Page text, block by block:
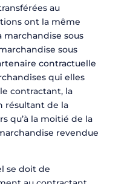
au
ont la même
sous
sous
contractuelle
qui elles
contractant, la
résultant de la
qu’à la moitié de la
revendue
se doit de